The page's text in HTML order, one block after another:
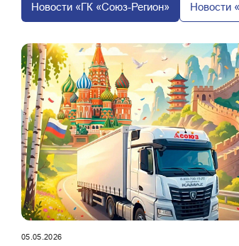
Новости «ГК «Союз-Регион»
05.05.2026